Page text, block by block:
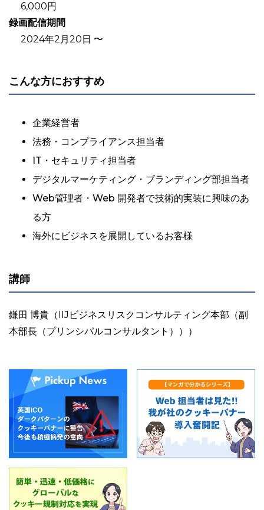
6,000円
録画配信期間
2024年2月20日 〜
こんな方におすすめ
企業経営者
法務・コンプライアンス担当者
IT・セキュリティ担当者
デジタルマーケティング・ブランディング部担当者
Web管理者・Web 開発者で技術的実装に興味のあ
る方
海外にビジネスを展開しているお客様
講師
鎌田 博貴 （IIJビジネスリスクコンサルティング本部（副
本部長（プリンシパルコンサルタント））
）